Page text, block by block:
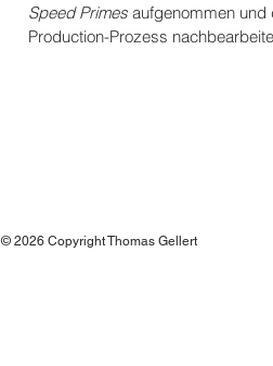
Speed Primes aufgenommen und
Production-Prozess
© 2026 Copyright Thomas Gellert